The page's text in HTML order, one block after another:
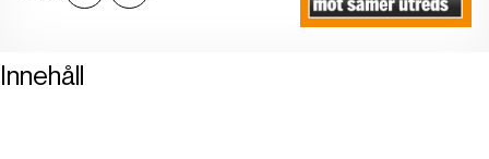
Innehåll